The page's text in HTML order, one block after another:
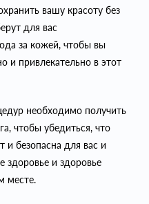
вашу красоту без
для вас
за кожей, чтобы вы
и привлекательно в этот
необходимо получить
чтобы убедиться, что
и безопасна для вас и
и здоровье
месте.